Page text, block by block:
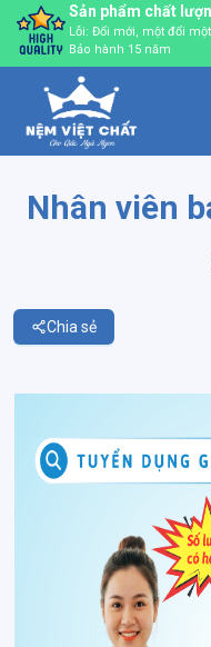
Sản phẩm chất
Lỗi: Đổi mới, một đổi một
Bảo hành 15 năm
Nhân viên
Chia sẻ